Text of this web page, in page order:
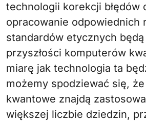
technologii korekcji błędów
opracowanie odpowiednich
standardów etycznych
przyszłości komputerów
miarę jak technologia ta
możemy spodziewać się,
kwantowe znajdą
większej liczbie dziedzin,